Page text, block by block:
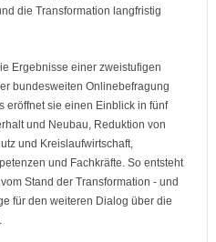
die Transformation langfristig
Ergebnisse einer zweistufigen
bundesweiten Onlinebefragung
eröffnet sie einen Einblick in fünf
und Neubau, Reduktion von
und Kreislaufwirtschaft,
und Fachkräfte. So entsteht
Stand der Transformation - und
für den weiteren Dialog über die